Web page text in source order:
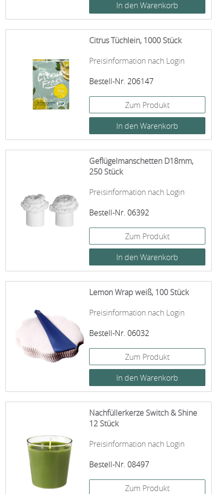
Citrus Tüchlein, 1000 Stück
Preisinformation nach Login
Bestell-Nr. 206147
Zum Produkt
Geflügelmanschetten D18mm,
250 Stück
Preisinformation nach Login
Bestell-Nr. 06392
Zum Produkt
Lemon Wrap weiß, 100 Stück
Preisinformation nach Login
Bestell-Nr. 06032
Zum Produkt
Nachfüllerkerze Switch & Shine
12 Stück
Preisinformation nach Login
Bestell-Nr. 08497
Zum Produkt